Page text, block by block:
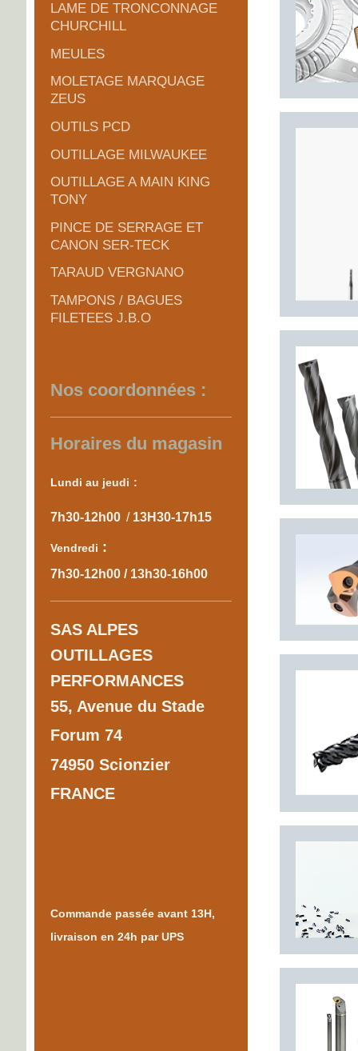
LAME DE TRONCONNAGE
CHURCHILL
MEULES
MOLETAGE MARQUAGE
ZEUS
OUTILS PCD
OUTILLAGE MILWAUKEE
OUTILLAGE A MAIN KING
TONY
PINCE DE SERRAGE ET
CANON SER-TECK
TARAUD VERGNANO
TAMPONS / BAGUES
FILETEES J.B.O
Nos coordonnées :
Horaires du magasin
Lundi au je​udi :
7h30-12h00 / 13H30-17h15
Vendredi :
7h30-12h00 / 13h30-16h00
SAS ALPES
OUTILLAGES
PERFORMANCES
55, Avenue du Stade
Forum 74
74950 Scionzier
FRANCE
Commande passée avant 13H,
livraison en 24h par UPS